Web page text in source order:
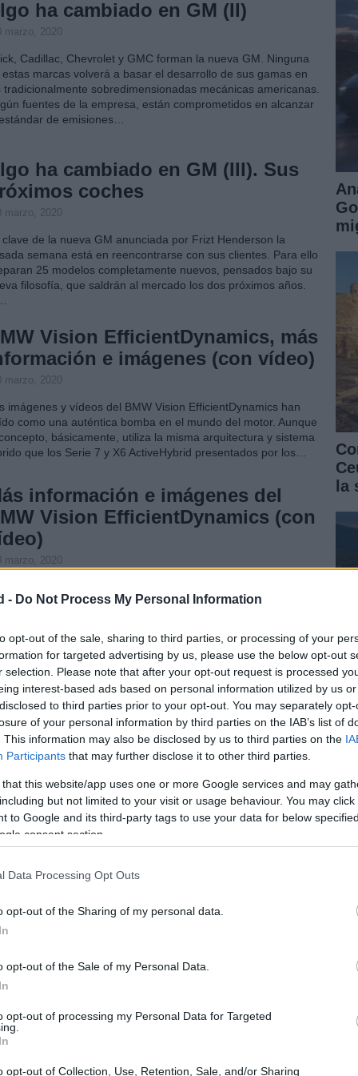
- Do Not Process My Personal Information
opt-out of the sale, sharing to third parties, or processing of your
for targeted advertising by us, please use the below opt-out
selection. Please note that after your opt-out request is processed
interest-based ads based on personal information utilized by us
to third parties prior to your opt-out. You may separately
of your personal information by third parties on the IAB’s list of
This information may also be disclosed by us to third parties on the
Participants that may further disclose it to other third parties.
this website/app uses one or more Google services and may
but not limited to your visit or usage behaviour. You may
to Google and its third-party tags to use your data for below
consent section.
Data Processing Opt Outs
opt-out of the Sharing of my personal data.
opt-out of the Sale of my Personal Data.
opt-out of processing my Personal Data for Targeted
opt-out of Collection, Use, Retention, Sale, and/or Sharing
ha cambiado en GM (II)
marzo, 2020
Cadillac, Chevrolet y GMC forman la nueva GM. Ninguna
estas marcas volverá a basar el desarrollo de sus gamas en
tradicionalmente sobredimensionadas mecánicas americanas.
fuentes de la empresa, están comprometidos en alcanzar
de emisiones…
ha cambiado en GM (III). Sus
coches
marzo, 2020
clave de la nueva GM anunciada por Frizt Henderson la
semana está en reencontrarse con sus clientes. Para ello
25 modelos completamente nuevos, pensados bajo su
filosofía, que saldrán al mercado los dos próximos años.
Vision EfficientDynamics, más
e imágenes (con vídeo)
marzo, 2020
imágenes y vídeos del BMW Vision EfficientDynamics han
como una auténtica bomba en el mundo del motor. Aunque
básicamente, utiliza la misma arquitectura y sistema
que los Serie 7 y X6 ActiveHybrid presentados por los…
información e imágenes del
Vision EfficientDynamics (con
marzo, 2020
Vision EfficientDynamics de BMW, entonces os contaba
de Munich ya está utilizando en uno o varios…
novedades que veremos en el
de Francfort 2009 (I): Coches
y eléctricos
marzo, 2020
de Francfort tendrá a los vehículos ecológicos como
serán los más buscados en el evento, cada día desde
semanas se han producido novedades y adelantos de lo…
bordo del BMW ActiveHybrid 7
de subir a probar algunos de los modelos y dejaron sus
para que los lectores supieran a que debían de
en el caso de comprarlos. Ocurrió con este…
Nueva
2020
Motors acaba de poner a la venta una nueva serie especial y
la